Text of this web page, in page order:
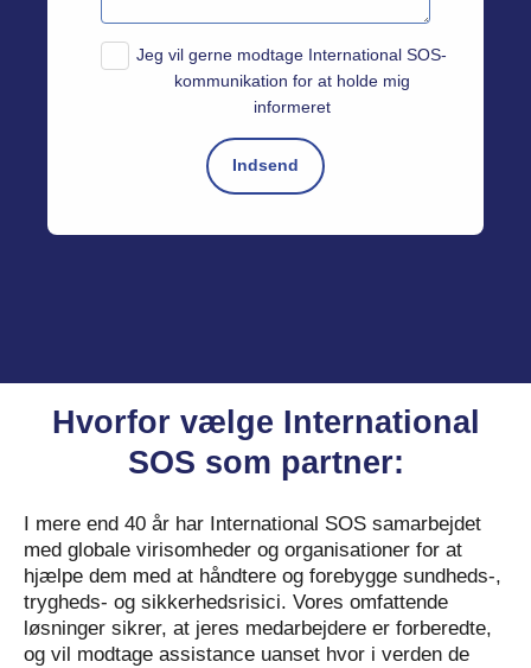
Jeg vil gerne modtage International SOS-
kommunikation for at holde mig
informeret
Hvorfor vælge International
SOS som partner:
I mere end 40 år har International SOS samarbejdet
med globale virisomheder og organisationer for at
hjælpe dem med at håndtere og forebygge sundheds-,
trygheds- og sikkerhedsrisici. Vores omfattende
løsninger sikrer, at jeres medarbejdere er forberedte,
og vil modtage assistance uanset hvor i verden de